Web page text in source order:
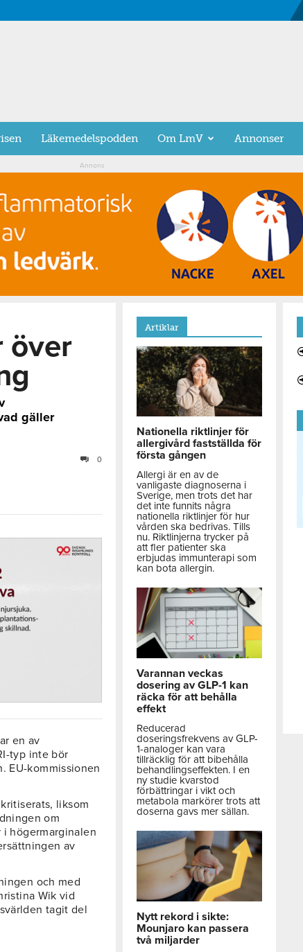
Läkemedelspodden Om LmV Annonser
Annons
över
gäller
0
en av
typ inte bör
EU-kommissionen
liksom
om
högermarginalen
av
och med
Wik vid
tagit del
Artiklar
Nationella riktlinjer för
allergivård fastställda för
första gången
Allergi är en av de
vanligaste diagnoserna i
Sverige, men trots det har
det inte funnits några
nationella riktlinjer för hur
vården ska bedrivas. Tills
nu. Riktlinjerna trycker på
att fler patienter ska
erbjudas immunterapi som
kan bota allergin.
Varannan veckas
dosering av GLP-1 kan
räcka för att behålla
effekt
Reducerad
doseringsfrekvens av GLP-
1-analoger kan vara
tillräcklig för att bibehålla
behandlingseffekten. I en
ny studie kvarstod
förbättringar i vikt och
metabola markörer trots att
doserna gavs mer sällan.
Nytt rekord i sikte:
Mounjaro kan passera
två miljarder